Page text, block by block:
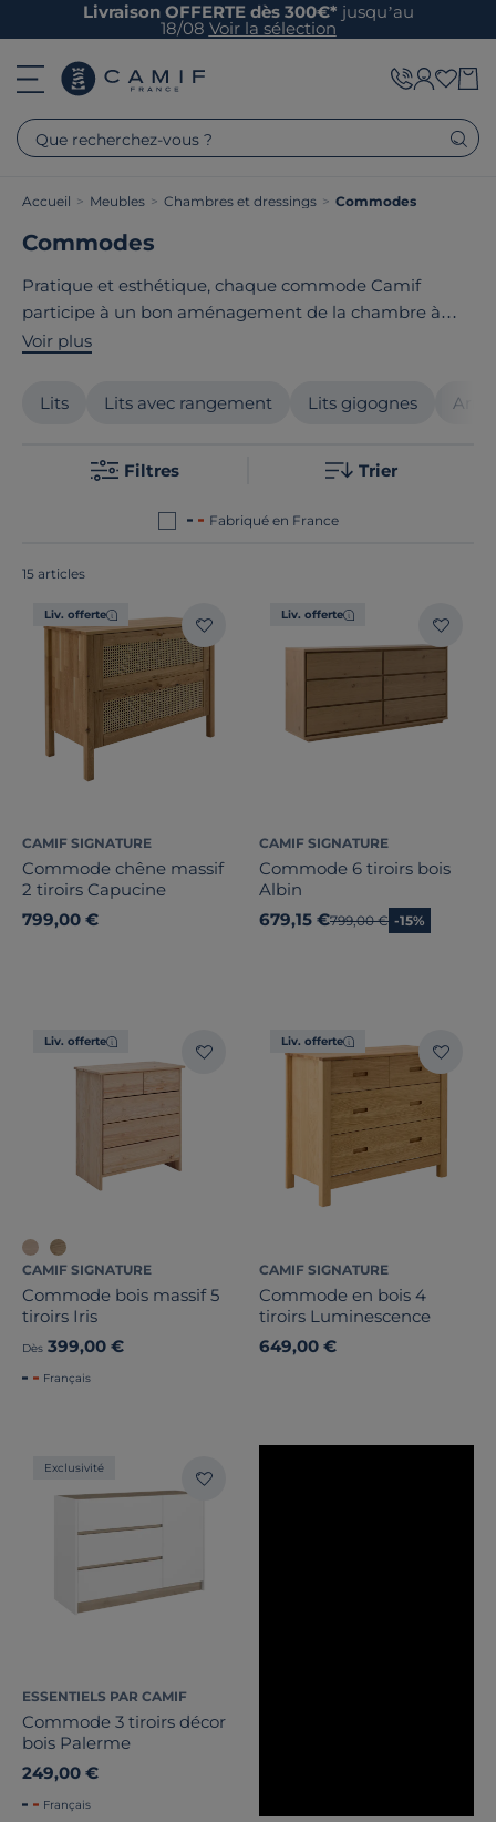
Livraison OFFERTE dès 300€* jusqu’au
18/08 Voir la sélection
Que recherchez-vous ?
Accueil > Meubles > Chambres et dressings > Commodes
Commodes
Pratique et esthétique, chaque commode Camif
participe à un bon aménagement de la chambre à
coucher. Avec ses vastes tiroirs, ses élégantes poignées,
apporte aussi une touche déco à la pièce. Découvrez
notre large gamme adaptée à vos besoins et adoptez
Voir plus
Lits Lits avec rangement Lits gigognes
Filtres Trier
Fabriqué en France
15 articles
Liv. offerte
CAMIF SIGNATURE
Commode chêne massif
2 tiroirs Capucine
799,00 €
Liv. offerte
CAMIF SIGNATURE
Commode 6 tiroirs bois
Albin
679,15 €Ancien prix
799,00 € -15%
Liv. offerte
CAMIF SIGNATURE
Commode bois massif 5
tiroirs Iris
Dès 399,00 €
Français
Liv. offerte
CAMIF SIGNATURE
Commode en bois 4
tiroirs Luminescence
649,00 €
Exclusivité
ESSENTIELS PAR CAMIF
Commode 3 tiroirs décor
bois Palerme
249,00 €
Français
Bois massif
Hauteur
Profondeur
Note des clients
Certifications et labels